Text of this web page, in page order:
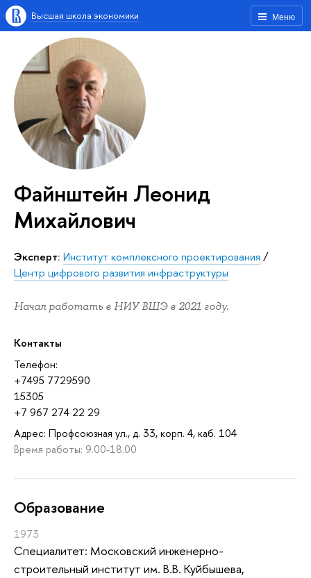
Меню
Высшая школа экономики
Файнштейн Леонид
Михайлович
Эксперт: Институт комплексного проектирования /
Центр цифрового развития инфраструктуры
Начал работать в НИУ ВШЭ в 2021 году.
Контакты
Телефон:
+7495 7729590
15305
+7 967 274 22 29
Адрес: Профсоюзная ул., д. 33, корп. 4, каб. 104
Время работы: 9.00-18.00
Oбразование
1973
Специалитет: Московский инженерно-
строительный институт им. В.В. Куйбышева,